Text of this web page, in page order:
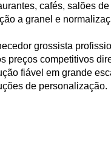
cafés, salões
a granel e
grossista
preços competitivos
fiável em grande
de personalização.